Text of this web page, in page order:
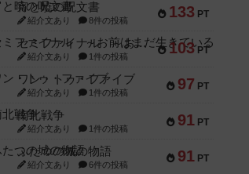
133 PT
宵と暁の呪文書
紹介文あり 8件の投稿
103 PT
セミファイナル ～お前はまだ生きている～
紹介文あり 1件の投稿
97 PT
ワン・トゥ・ファイブ
紹介文あり 1件の投稿
91 PT
南北戦争
紹介文あり 1件の投稿
91 PT
ふたつの城の物語
紹介文あり 6件の投稿